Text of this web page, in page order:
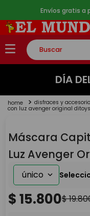
Envíos gratis a
Buscar
TÉRMINOS MÁS
2.
lego
4.
monopatin
5. toy story
DÍA
disfraces y
con luz avenger original ditoys
Máscara
Luz Avenger
único
$15.800$19.